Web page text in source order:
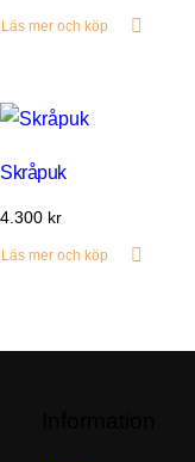
Läs mer och köp
Skråpuk
4.300 kr
Läs mer och köp